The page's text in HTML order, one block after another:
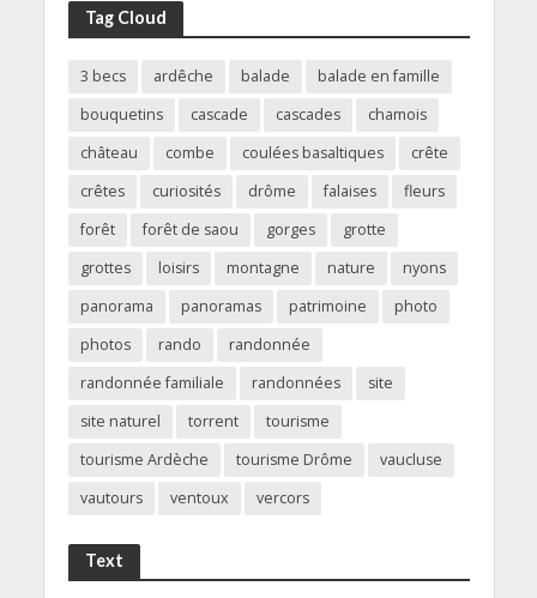
Tag Cloud
3 becs ardêche balade
balade en famille
bouquetins
cascade cascades
chamois
château
combe coulées basaltiques
crête
crêtes
curiosités drôme falaises
fleurs
forêt
forêt de saou gorges
grotte
grottes
loisirs montagne nature
nyons
panorama
panoramas patrimoine
photo
photos
rando
randonnée
randonnée familiale
randonnées
site
site naturel
torrent
tourisme
tourisme Ardèche
tourisme Drôme
vaucluse
vautours
ventoux vercors
Text